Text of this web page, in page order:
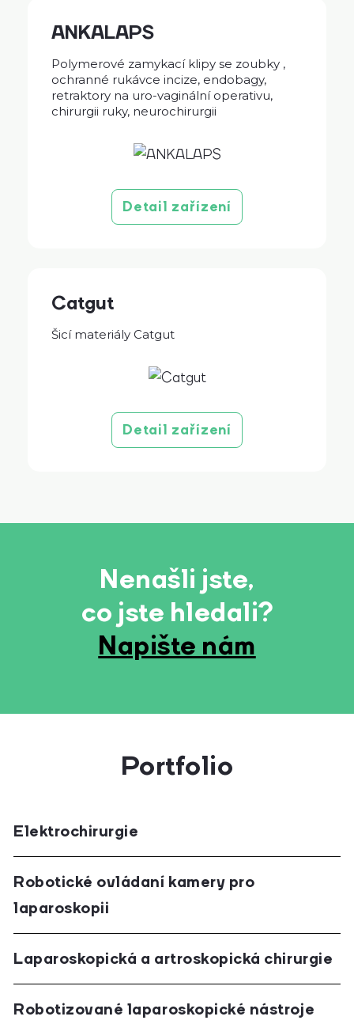
ANKALAPS
Polymerové zamykací klipy se zoubky ,
ochranné rukávce incize, endobagy,
retraktory na uro-vaginální operativu,
chirurgii ruky, neurochirurgii
Detail zařízení
Catgut
Šicí materiály Catgut
Detail zařízení
Nenašli jste,
co jste hledali?
Napište nám
Portfolio
Elektrochirurgie
Robotické ovládaní kamery pro
laparoskopii
Laparoskopická a artroskopická chirurgie
Robotizované laparoskopické nástroje